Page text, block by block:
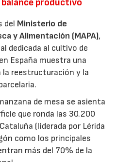
productivo
del Ministerio de
y Alimentación (MAPA),
dedicada al cultivo de
España muestra una
la reestructuración y la
de mesa se asienta
que ronda las 30.200
(liderada por Lérida
como los principales
más del 70% de la